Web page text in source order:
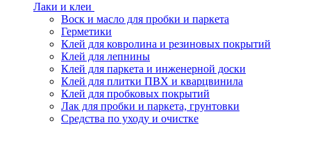
Лаки и клеи
Воск и масло для пробки и паркета
Герметики
Клей для ковролина и резиновых покрытий
Клей для лепнины
Клей для паркета и инженерной доски
Клей для плитки ПВХ и кварцвинила
Клей для пробковых покрытий
Лак для пробки и паркета, грунтовки
Средства по уходу и очистке